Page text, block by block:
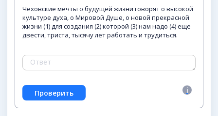
Чеховские мечты о будущей жизни говорят о высокой
культуре духа, о Мировой Душе, о новой прекрасной
жизни (1) для создания (2) которой (3) нам надо (4) еще
двести, триста, тысячу лет работать и трудиться.